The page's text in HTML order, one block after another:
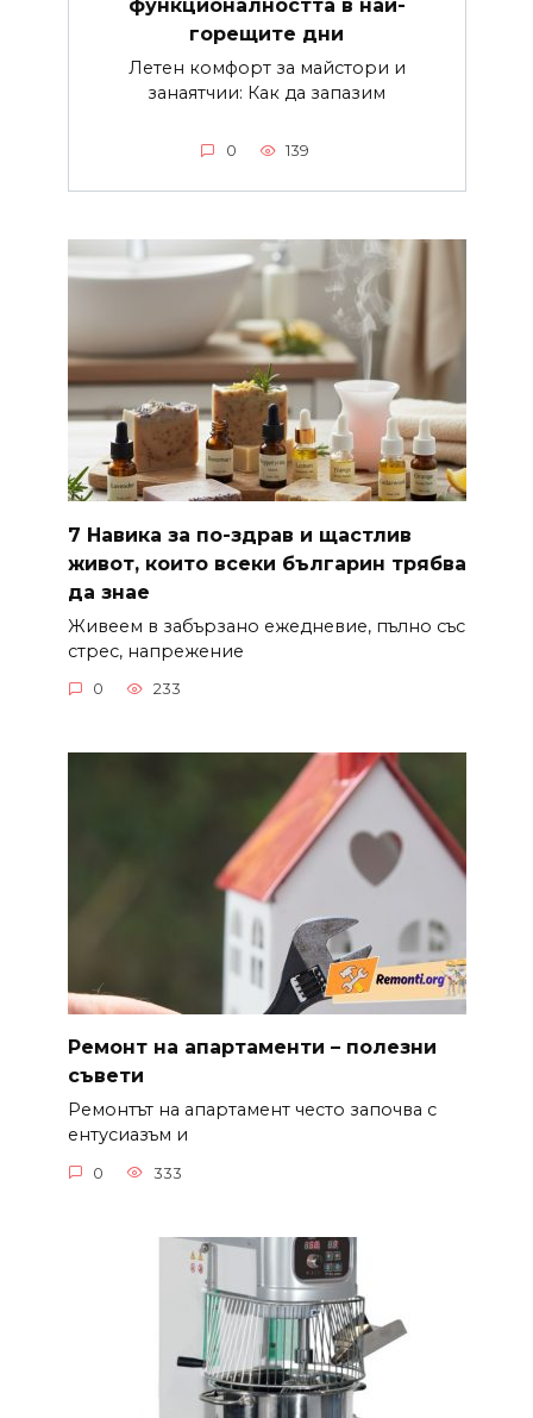
горещите дни
Летен комфорт за майстори и
занаятчии: Как да запазим
0 139
7 Навика за по-здрав и щастлив
живот, които всеки българин трябва
да знае
Живеем в забързано ежедневие, пълно със
стрес, напрежение
0 233
Ремонт на апартаменти – полезни
съвети
Ремонтът на апартамент често започва с
ентусиазъм и
0 333